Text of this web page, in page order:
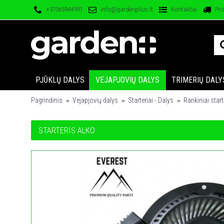
+37065944991 info@gardenplius.lt Kontaktai
PJŪKLŲ DALYS VEJAPJOVIŲ DALYS TRIMERIŲ
Pagrindinis Vejapjovių dalys Starteriai - Dalys Rankiniai
STARTERIS ALKO